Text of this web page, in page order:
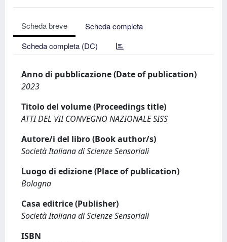
Scheda breve
Scheda completa
Scheda completa (DC)
Anno di pubblicazione (Date of publication)
2023
Titolo del volume (Proceedings title)
ATTI DEL VII CONVEGNO NAZIONALE SISS
Autore/i del libro (Book author/s)
Società Italiana di Scienze Sensoriali
Luogo di edizione (Place of publication)
Bologna
Casa editrice (Publisher)
Società Italiana di Scienze Sensoriali
ISBN